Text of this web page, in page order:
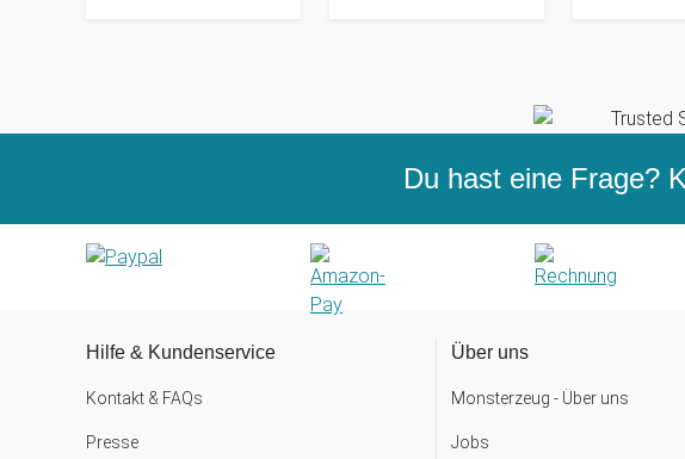
Du hast eine Frage?
Hilfe & Kundenservice
Kontakt & FAQs
Presse
Über uns
Monsterzeug - Über uns
Jobs